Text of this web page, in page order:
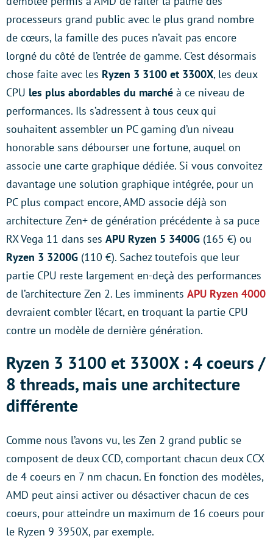
processeurs grand public avec le plus grand nombre
de cœurs, la famille des puces n’avait pas encore
lorgné du côté de l’entrée de gamme. C’est désormais
chose faite avec les Ryzen 3 3100 et 3300X, les deux
CPU les plus abordables du marché à ce niveau de
performances. Ils s’adressent à tous ceux qui
souhaitent assembler un PC gaming d’un niveau
honorable sans débourser une fortune, auquel on
associe une carte graphique dédiée. Si vous convoitez
davantage une solution graphique intégrée, pour un
PC plus compact encore, AMD associe déjà son
architecture Zen+ de génération précédente à sa puce
RX Vega 11 dans ses APU Ryzen 5 3400G (165 €) ou
Ryzen 3 3200G (110 €). Sachez toutefois que leur
partie CPU reste largement en-deçà des performances
de l’architecture Zen 2. Les imminents APU Ryzen 4000
devraient combler l’écart, en troquant la partie CPU
contre un modèle de dernière génération.
Ryzen 3 3100 et 3300X : 4 coeurs /
8 threads, mais une architecture
différente
Comme nous l’avons vu, les Zen 2 grand public se
composent de deux CCD, comportant chacun deux CCX
de 4 coeurs en 7 nm chacun. En fonction des modèles,
AMD peut ainsi activer ou désactiver chacun de ces
coeurs, pour atteindre un maximum de 16 coeurs pour
le Ryzen 9 3950X, par exemple.